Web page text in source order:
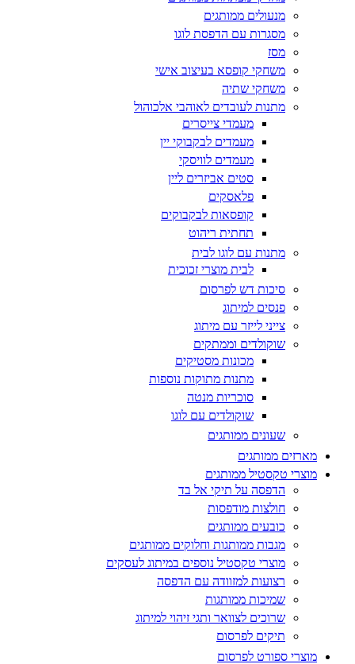
מנעולים ממותגים
מסגרות עם הדפסת לוגו
מסז
משחקי קופסא בעיצוב אישי
משחקי שתיה
מתנות לעובדים לאוהבי אלכוהול
מעמדי צייסרים
מעמדים לבקבוקי יין
מעמדים לוויסקי
סטים אביזרים ליין
פלאסקים
קופסאות לבקבוקים
תחתית ריהוט
מתנות עם לוגו לבית
לבית מוצרי זכוכית
סיכות דש לפרסום
פנסים למיתוג
צייני לייזר עם מיתוג
שוקולדים וממתקים
מכונות מסטיקים
מתנות מתוקות נוספות
סוכריות מנטה
שוקולדים עם לוגו
שעונים ממותגים
מארזים ממותגים
מוצרי טקסטיל ממותגים
הדפסה על תיקי אל בד
חולצות מודפסות
כובעים ממותגים
מגבות ממותגות וחלוקים ממותגים
מוצרי טקסטיל נוספים במיתוג לעסקים
רצועות למזוודה עם הדפסה
שמיכות ממותגות
שרוכים לצוואר ותגי זיהוי למיתוג
תיקים לפרסום
מוצרי ספורט לפרסום